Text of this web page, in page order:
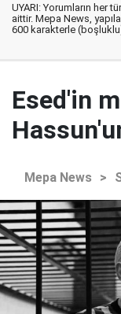
UYARI: Yorumların her
aittir. Mepa News,
600 karakterle (boşluklu)
Esed'in
Mepa News >